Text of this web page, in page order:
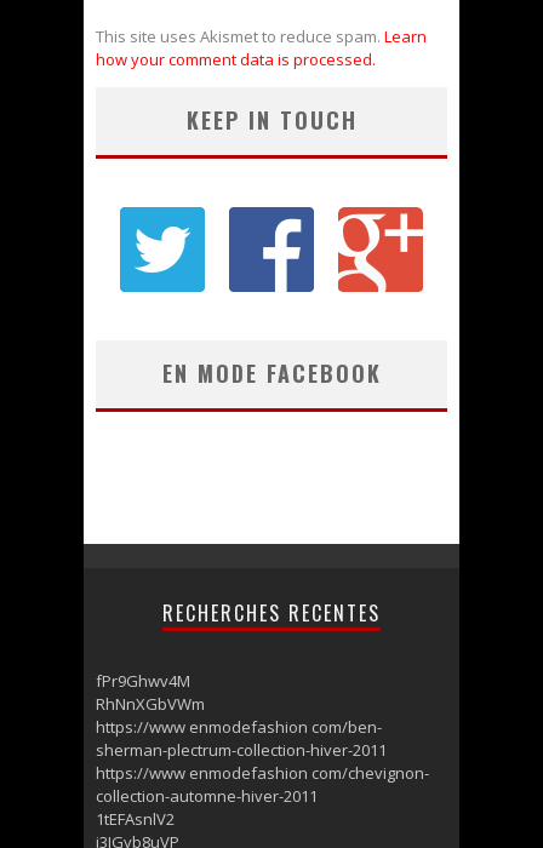
This site uses Akismet to reduce spam. Learn
how your comment data is processed.
KEEP IN TOUCH
EN MODE FACEBOOK
RECHERCHES RECENTES
fPr9Ghwv4M
RhNnXGbVWm
https://www enmodefashion com/ben-
sherman-plectrum-collection-hiver-2011
https://www enmodefashion com/chevignon-
collection-automne-hiver-2011
1tEFAsnlV2
i3IGyb8uVP